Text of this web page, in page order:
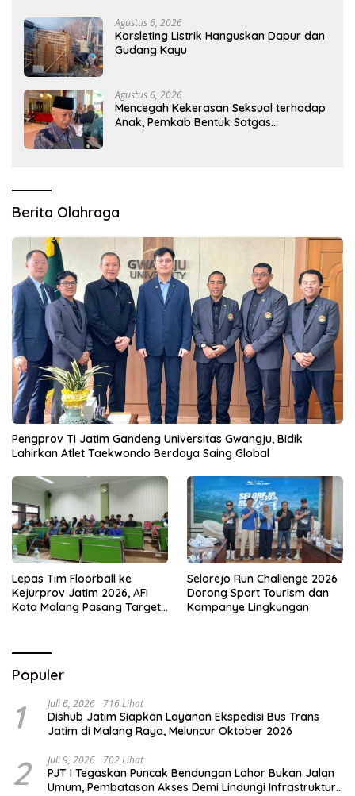
Agustus 6, 2026
Korsleting Listrik Hanguskan Dapur dan
Gudang Kayu
Agustus 6, 2026
Mencegah Kekerasan Seksual terhadap
Anak, Pemkab Bentuk Satgas
Berita Olahraga
Pengprov TI Jatim Gandeng Universitas Gwangju, Bidik
Lahirkan Atlet Taekwondo Berdaya Saing Global
Lepas Tim Floorball ke
Kejurprov Jatim 2026, AFI
Kota Malang Pasang Target
Selorejo Run Challenge 2026
Dorong Sport Tourism dan
Kampanye Lingkungan
Populer
1 Juli 6, 2026 716 Lihat
Dishub Jatim Siapkan Layanan Ekspedisi Bus Trans
Jatim di Malang Raya, Meluncur Oktober 2026
2 Juli 9, 2026 702 Lihat
PJT I Tegaskan Puncak Bendungan Lahor Bukan Jalan
Umum, Pembatasan Akses Demi Lindungi Infrastruktur